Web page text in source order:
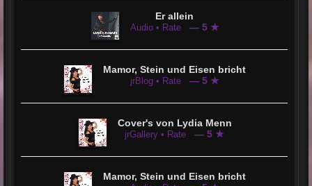
Er allein
Audio • Rate — 5 ★
Mamor, Stein und Eisen bricht
jrBlog • Rate — 5 ★
Cover's von Lydia Menn
jrGallery • Rate — 5 ★
Mamor, Stein und Eisen bricht